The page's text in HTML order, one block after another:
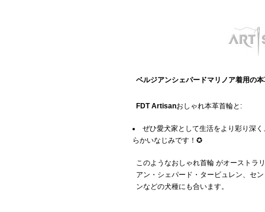
ベルジアンシェパードマリノア着用の
FDT Artisanおしゃれ本革首輪と:
ぜひ愛犬家として生活をより彩り深
らかいなじみです！✪
このようなおしゃれ首輪 がオーストラ
アン・シェパード・タービュレン、セ
ンなどの犬種にも合います。